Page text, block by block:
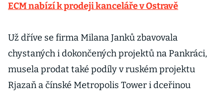
ECM nabízí k prodeji kanceláře v Ostravě
Už dříve se firma Milana Janků zbavovala
chystaných i dokončených projektů na Pankráci,
musela prodat také podíly v ruském projektu
Rjazaň a čínské Metropolis Tower i dceřinou